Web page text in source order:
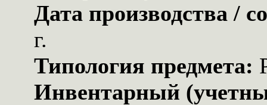
Дата производства /
г.
Типология предмета:
Инвентарный